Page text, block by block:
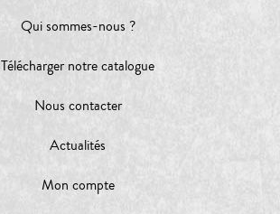
Qui sommes-nous ?
Télécharger notre catalogue
Nous contacter
Actualités
Mon compte